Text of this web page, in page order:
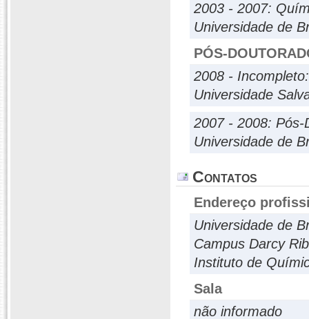
2003 - 2007:
Universidade de
PÓS-
2008 -
Universidade
2007 - 2008: Pós-
Universidade de
Contatos
Endereço
Universidade de
Campus Darcy
Instituto de
Sala
não informado